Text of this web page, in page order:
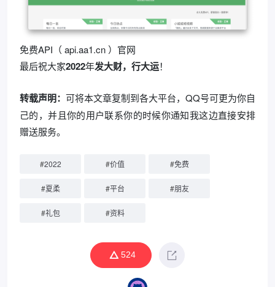
免费API（ api.aa1.cn ）官网
最后祝大家2022年发大财，行大运！
转载声明： 可将本文章复制到各大平台，QQ号可更为你自
己的，并且你的用户联系你的时候你通知我这边直接安排
赠送服务。
#2022 #价值 #免费
#夏柔 #平台 #朋友
#礼包 #资料
524